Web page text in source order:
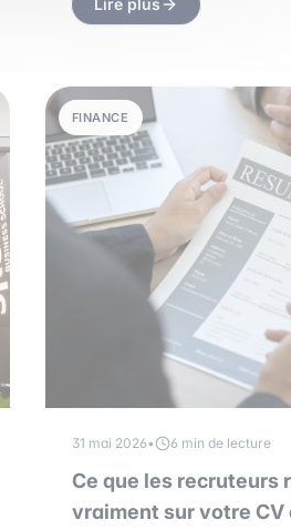
Lire plus
FINANCE
31 mai 2026• 6 min de lecture
Ce que les recruteurs
vraiment sur votre CV